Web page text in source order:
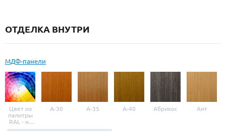
ОТДЕЛКА ВНУТРИ
МДФ-панели
Цвет из
палитры
RAL - на
выбор
A-30 A-35 A-40 Абрикос Ант